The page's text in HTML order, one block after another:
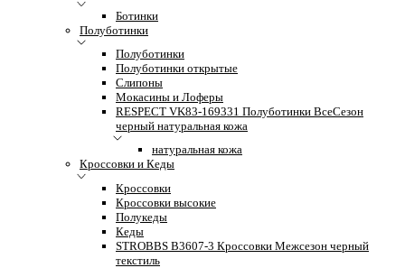
Ботинки
Полуботинки
Полуботинки
Полуботинки открытые
Слипоны
Мокасины и Лоферы
RESPECT VK83-169331 Полуботинки ВсеСезон
черный натуральная кожа
натуральная кожа
Кроссовки и Кеды
Кроссовки
Кроссовки высокие
Полукеды
Кеды
STROBBS B3607-3 Кроссовки Межсезон черный
текстиль